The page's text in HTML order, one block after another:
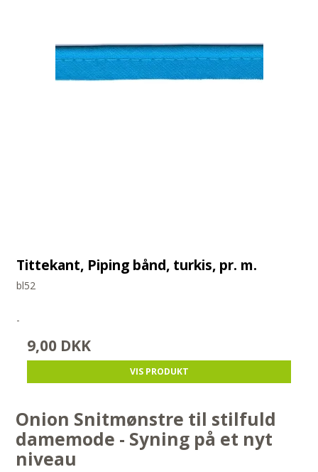
Tittekant, Piping bånd, turkis, pr. m.
bl52
-
9,00 DKK
VIS PRODUKT
Onion Snitmønstre til stilfuld
damemode - Syning på et nyt
niveau